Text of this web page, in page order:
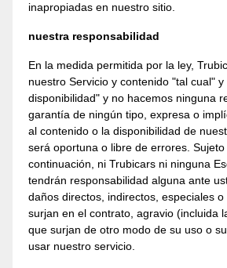
inapropiadas en nuestro sitio.
nuestra responsabilidad
En la medida permitida por la ley,
nuestro Servicio y contenido "tal cual" y
disponibilidad" y no hacemos ninguna
garantía de ningún tipo, expresa o
al contenido o la disponibilidad de
será oportuna o libre de errores.
continuación, ni Trubicars ni ninguna
tendrán responsabilidad alguna ante
daños directos, indirectos, especiales
surjan en el contrato, agravio (incluida
que surjan de otro modo de su uso o
usar nuestro servicio.